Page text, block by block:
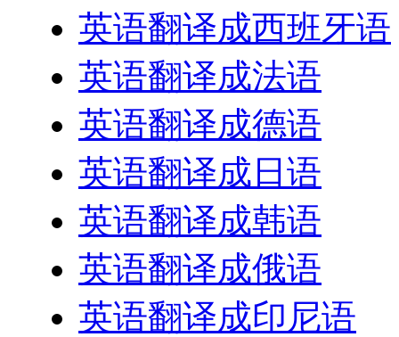
英语翻译成西班牙语
英语翻译成法语
英语翻译成德语
英语翻译成日语
英语翻译成韩语
英语翻译成俄语
英语翻译成印尼语